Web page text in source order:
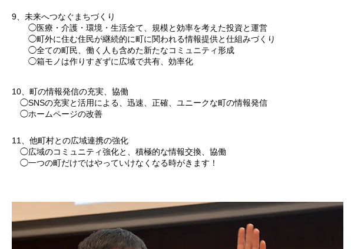
9、未来へつなぐまちづくり
◯医療・介護・環境・生活全て、規模と効率を考えた投資と運営
◯町外に住む住民が継続的に町に関われる情報提供と仕組みづくり
◯全ての町民、働く人も含めた新たなコミュニティ形成
◯箱モノは作りすぎずに広域で共有、効率化
10、町の情報発信の充実、協働
◯SNSの充実と活用による、迅速、正確、ユニークな町の情報発信
◯ホームページの改善
11、他町村との広域連携の強化
◯広域のコミュニティ強化と、積極的な情報交換、協働
​ ◯一つの町だけではやっていけなくなる時がきます！